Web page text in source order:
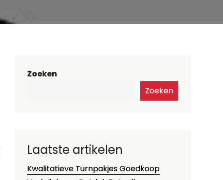
Zoeken
Zoeken
Laatste artikelen
Kwalitatieve Turnpakjes Goedkoop